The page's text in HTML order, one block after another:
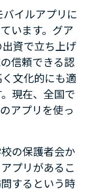
イルアプリに
います。グア
資で立ち上げ
信頼できる認
文化的にも適
現在、全国で
アプリを使っ
の保護者会か
プリがあるこ
するという時